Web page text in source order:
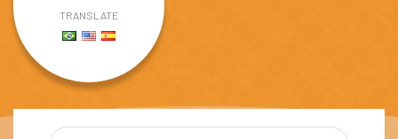
TRANSLATE